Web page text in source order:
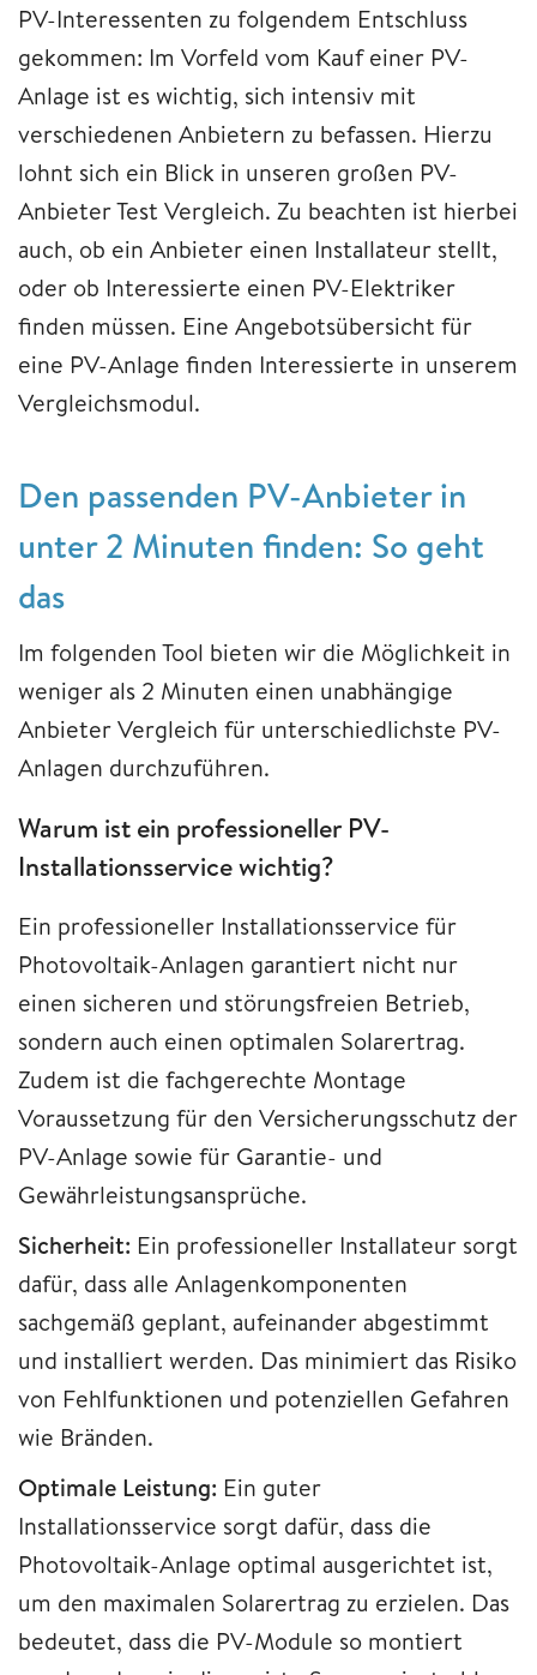
PV-Interessenten zu folgendem Entschluss
gekommen: Im Vorfeld vom Kauf einer PV-
Anlage ist es wichtig, sich intensiv mit
verschiedenen Anbietern zu befassen. Hierzu
lohnt sich ein Blick in unseren großen PV-
Anbieter Test Vergleich. Zu beachten ist hierbei
auch, ob ein Anbieter einen Installateur stellt,
oder ob Interessierte einen PV-Elektriker
finden müssen. Eine Angebotsübersicht für
eine PV-Anlage finden Interessierte in unserem
Vergleichsmodul.
Den passenden PV-Anbieter in
unter 2 Minuten finden: So geht
das
Im folgenden Tool bieten wir die Möglichkeit in
weniger als 2 Minuten einen unabhängige
Anbieter Vergleich für unterschiedlichste PV-
Anlagen durchzuführen.
Warum ist ein professioneller PV-
Installationsservice wichtig?
Ein professioneller Installationsservice für
Photovoltaik-Anlagen garantiert nicht nur
einen sicheren und störungsfreien Betrieb,
sondern auch einen optimalen Solarertrag.
Zudem ist die fachgerechte Montage
Voraussetzung für den Versicherungsschutz der
PV-Anlage sowie für Garantie- und
Gewährleistungsansprüche.
Sicherheit: Ein professioneller Installateur sorgt
dafür, dass alle Anlagenkomponenten
sachgemäß geplant, aufeinander abgestimmt
und installiert werden. Das minimiert das Risiko
von Fehlfunktionen und potenziellen Gefahren
wie Bränden.
Optimale Leistung: Ein guter
Installationsservice sorgt dafür, dass die
Photovoltaik-Anlage optimal ausgerichtet ist,
um den maximalen Solarertrag zu erzielen. Das
bedeutet, dass die PV-Module so montiert